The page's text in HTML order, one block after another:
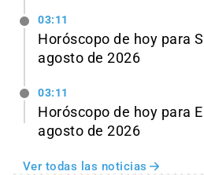
03:11
Horóscopo de hoy para
agosto de 2026
03:11
Horóscopo de hoy para
agosto de 2026
Ver todas las noticias